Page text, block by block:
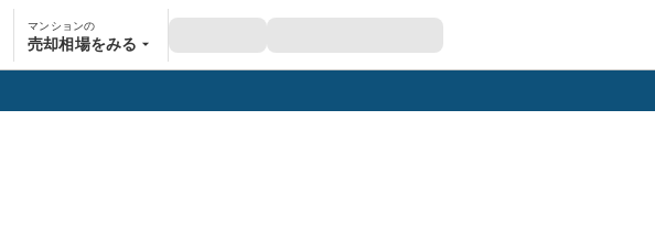
マンションの
売却相場をみる